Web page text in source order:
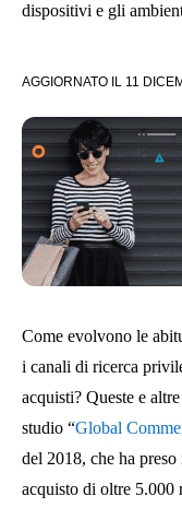
dispositivi e gli
AGGIORNATO IL 11
Come evolvono le
i canali di ricerca
acquisti? Queste e
studio “Global
del 2018, che ha
acquisto di oltre 5.000